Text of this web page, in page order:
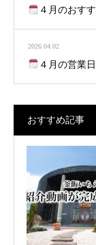
４月のおす
2026.04.02
４月の営業
おすすめ記事